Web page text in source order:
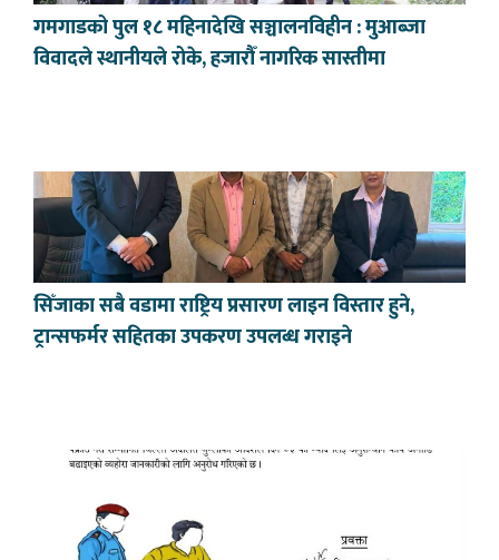
गमगाडको पुल १८ महिनादेखि सञ्चालनविहीन : मुआब्जा
विवादले स्थानीयले रोके, हजारौँ नागरिक सास्तीमा
सिँजाका सबै वडामा राष्ट्रिय प्रसारण लाइन विस्तार हुने,
ट्रान्सफर्मर सहितका उपकरण उपलब्ध गराइने